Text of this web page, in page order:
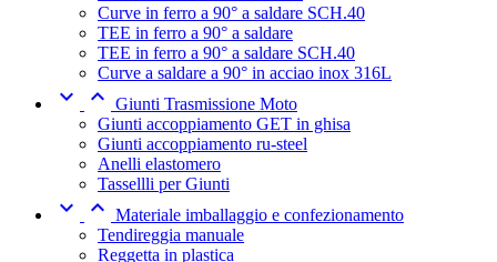
Curve in ferro a 90° a saldare SCH.40
TEE in ferro a 90° a saldare
TEE in ferro a 90° a saldare SCH.40
Curve a saldare a 90° in acciao inox 316L
  Giunti Trasmissione Moto
Giunti accoppiamento GET in ghisa
Giunti accoppiamento ru-steel
Anelli elastomero
Tassellli per Giunti
  Materiale imballaggio e confezionamento
Tendireggia manuale
Reggetta in plastica